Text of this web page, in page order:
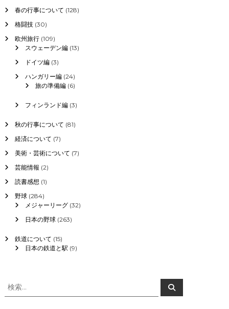
春の行事について (128)
格闘技(30)
欧州旅行(109)
スウェーデン編(13)
ドイツ編(3)
ハンガリー編(24)
旅の準備編(6)
フィンランド編(3)
秋の行事について (81)
経済について (7)
美術・芸術について (7)
芸能情報 (2)
読書感想 (1)
野球(284)
メジャーリーグ(32)
日本の野球(263)
鉄道について (15)
日本の鉄道と駅 (9)
検
索
検
索